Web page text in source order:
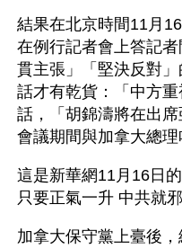
結果在北京時間11月
在例行記者會上答記
貫主張」「堅決反對
話才有乾貨：「中方
話，「胡錦濤將在出
會議期間與加拿大總理
這是新華網11月16日
只要正氣一升 中共就
加拿大保守黨上臺後